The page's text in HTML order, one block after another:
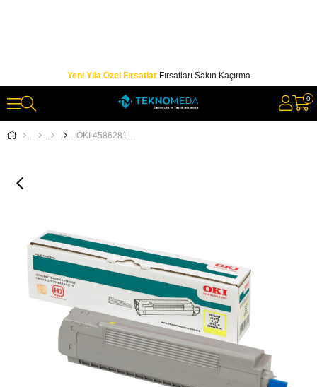
Yeni Yıla Özel FırsatlarFırsatları Sakın Kaçırma
0
OKI 45862814 SARI TONER-Y MC873 MC883 10.000 SAYFA